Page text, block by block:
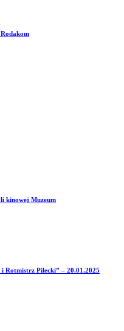
kinowej Muzeum
Rotmistrz Pilecki” – 20.01.2025